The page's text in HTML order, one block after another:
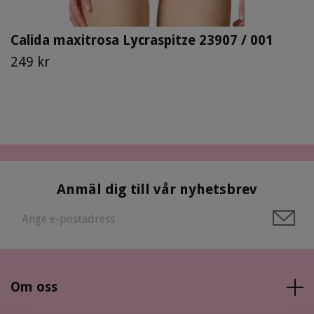
Calida maxitrosa Lycraspitze 23907 / 001
249 kr
Anmäl dig till vår nyhetsbrev
Om oss